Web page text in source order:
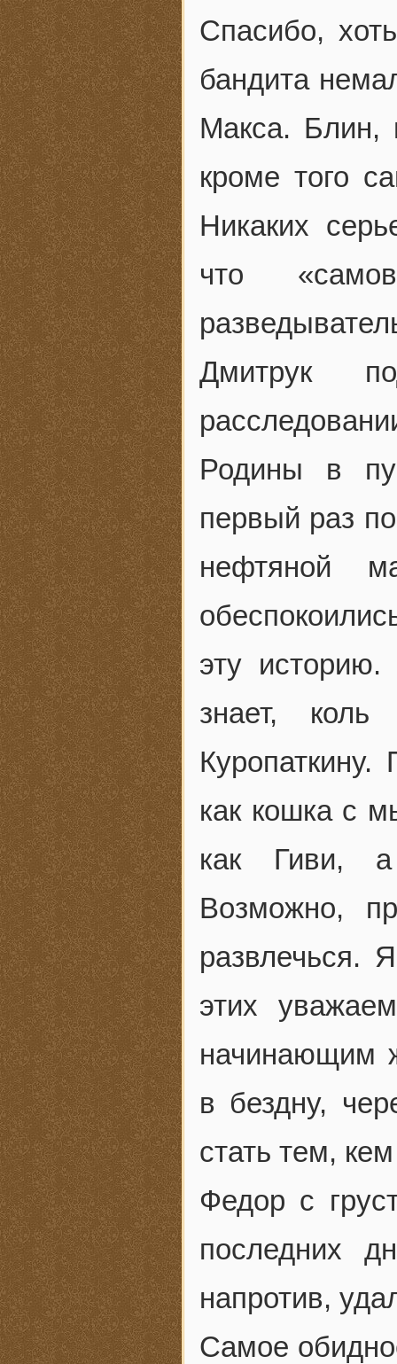
Спасибо,
бандита
Макса. Блин,
кроме того
Никаких
что
Дмитрук
Родины в
первый раз
нефтяной
эту историю.
знает,
как кошка с
как Гиви, а
Возможно,
развлечься.
этих
начинающим
в бездну,
стать тем,
Федор с
последних
напротив,
Самое